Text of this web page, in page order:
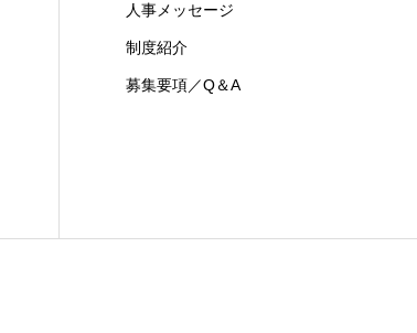
人事メッセージ
制度紹介
募集要項／Q＆A